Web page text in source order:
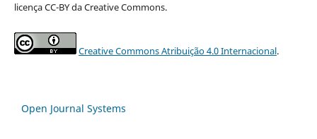
licença CC-BY da Creative Commons.
Creative Commons Atribuição 4.0 Internacional.
Open Journal Systems